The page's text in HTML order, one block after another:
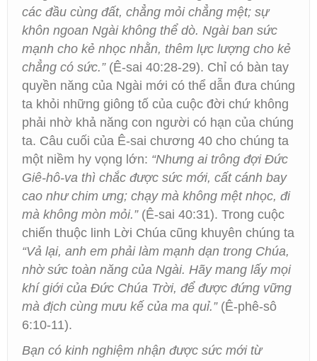
các đầu cùng đất, chẳng mỏi chẳng mệt; sự
khôn ngoan Ngài không thể dò. Ngài ban sức
mạnh cho kẻ nhọc nhằn, thêm lực lượng cho kẻ
chẳng có sức.” (Ê-sai 40:28-29). Chỉ có bàn tay
quyền năng của Ngài mới có thể dẫn đưa chúng
ta khỏi những giông tố của cuộc đời chứ không
phải nhờ khả năng con người có hạn của chúng
ta. Câu cuối của Ê-sai chương 40 cho chúng ta
một niềm hy vọng lớn: “Nhưng ai trông đợi Đức
Giê-hô-va thì chắc được sức mới, cất cánh bay
cao như chim ưng; chạy mà không mệt nhọc, đi
mà không mòn mỏi.”(Ê-sai 40:31). Trong cuộc
chiến thuộc linh Lời Chúa cũng khuyên chúng ta
“Vả lại, anh em phải làm mạnh dạn trong Chúa,
nhờ sức toàn năng của Ngài. Hãy mang lấy mọi
khí giới của Đức Chúa Trời, để được đứng vững
mà địch cùng mưu kế của ma quỉ.”(Ê-phê-sô
6:10-11).
Bạn có kinh nghiệm nhận được sức mới từ